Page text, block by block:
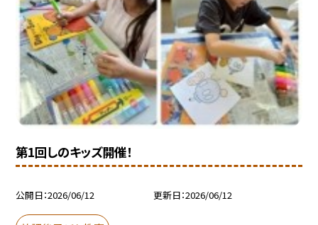
第1回しのキッズ開催！
公開日 2026/06/12 更新日 2026/06/12